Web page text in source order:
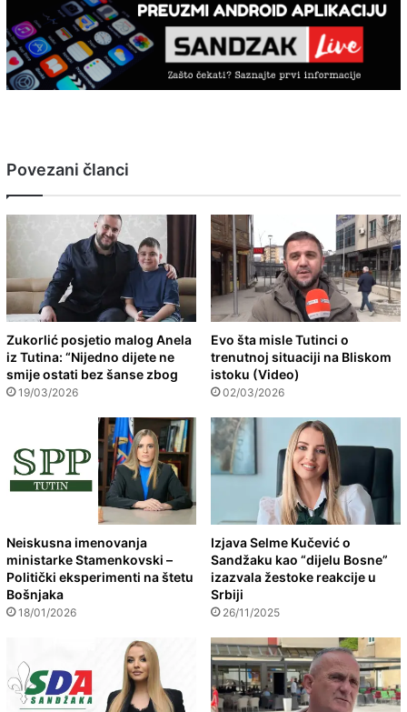
Povezani članci
Zukorlić posjetio malog Anela
iz Tutina: “Nijedno dijete ne
smije ostati bez šanse zbog
19/03/2026
Evo šta misle Tutinci o
trenutnoj situaciji na Bliskom
istoku (Video)
02/03/2026
Neiskusna imenovanja
ministarke Stamenkovski –
Politički eksperimenti na štetu
Bošnjaka
18/01/2026
Izjava Selme Kučević o
Sandžaku kao “dijelu Bosne”
izazvala žestoke reakcije u
Srbiji
26/11/2025